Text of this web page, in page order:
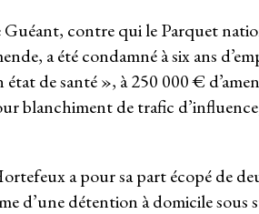
Guéant, contre qui le Parquet
a été condamné à six ans
de santé », à 250 000 €
blanchiment de trafic
a pour sa part écopé de
d’une détention à domicile